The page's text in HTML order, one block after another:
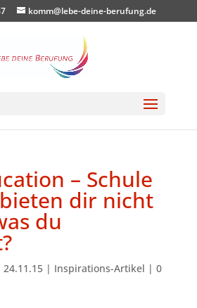
komm@lebe-deine-berufung.de
– Schule
dir nicht
du
24.11.15| Inspirations-Artikel | 0